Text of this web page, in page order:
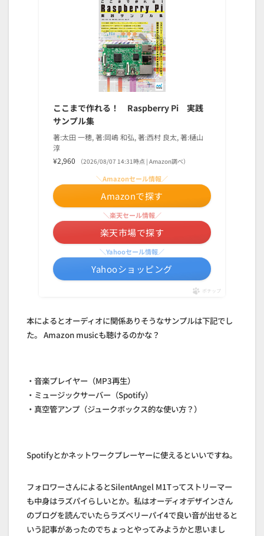
ここまで作れる！ Raspberry Pi 実践
サンプル集
著:太田 一穂, 著:岡嶋 和弘, 著:西村 良太, 著:樋山
淳
¥2,960
（2026/08/07 14:31時点 | Amazon調べ）
＼Amazonセール情報／
Amazonで探す
＼楽天セール情報／
楽天市場で探す
＼Yahooセール情報／
Yahooショッピング
ポチップ
本によるとオーディオに関係ありそうなサンプルは下記でし
た。 Amazon musicも聴けるのかな？
・音楽プレイヤー（MP3再生）
・ミュージックサーバー（Spotify）
・真空管アンプ（ジュークボックス的な使い方？）
Spotifyとかネットワークプレーヤーに使えるといいですね。
フォロワーさんによるとSilentAngel M1Tってストリーマー
も中身はラズパイらしいとか。私はオーディオデザインさん
のブログを読んでいたらラズベリーパイ4で良い音が出せると
いう記事があったのでちょっとやってみようかと思いまし